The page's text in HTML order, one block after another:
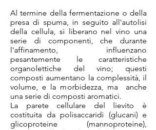
Al termine della fermentazione o della
presa di spuma, in seguito all'autolisi
della cellula, si liberano nel vino una
serie di componenti, che durante
l'affinamento, influenzano
pesantemente le caratteristiche
organolettiche del vino; questi
composti aumentano la complessità, il
volume, e la morbidezza, ma anche
una serie di composti aromatici.
La parete cellulare del lievito è
costituita da polisaccaridi (glucani) e
glicoproteine (mannoproteine),